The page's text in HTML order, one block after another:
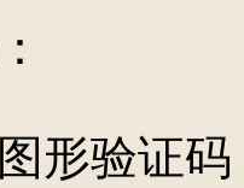
形验证码